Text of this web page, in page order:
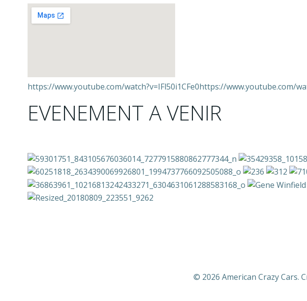
https://www.youtube.com/watch?v=IFl50i1CFe0https://www.youtube.com/
EVENEMENT A VENIR
© 2026 American Crazy Cars.